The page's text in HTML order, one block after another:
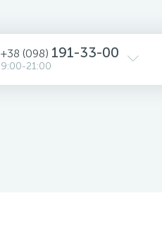
+38 (098) 191-33-00
9:00-21:00